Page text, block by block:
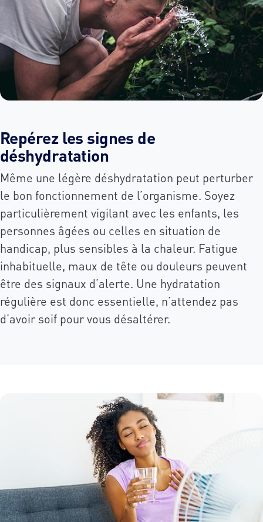
Repérez les signes de
déshydratation
Même une légère déshydratation peut perturber
le bon fonctionnement de l’organisme. Soyez
particulièrement vigilant avec les enfants, les
personnes âgées ou celles en situation de
handicap, plus sensibles à la chaleur. Fatigue
inhabituelle, maux de tête ou douleurs peuvent
être des signaux d’alerte. Une hydratation
régulière est donc essentielle, n’attendez pas
d’avoir soif pour vous désaltérer.